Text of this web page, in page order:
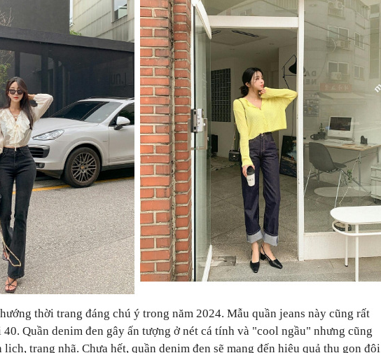
thời trang đáng chú ý trong năm 2024. Mẫu quần jeans này cũng rất
Quần denim đen gây ấn tượng ở nét cá tính và "cool ngầu" nhưng cũng
trang nhã. Chưa hết, quần denim đen sẽ mang đến hiệu quả thu gọn đôi